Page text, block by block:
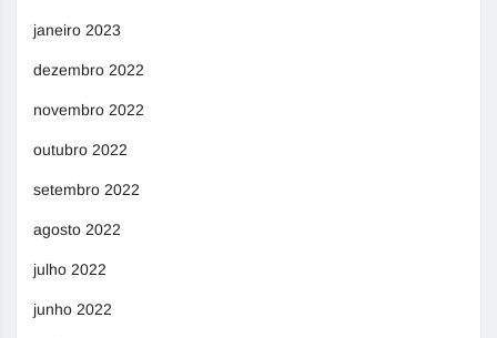
janeiro 2023
dezembro 2022
novembro 2022
outubro 2022
setembro 2022
agosto 2022
julho 2022
junho 2022